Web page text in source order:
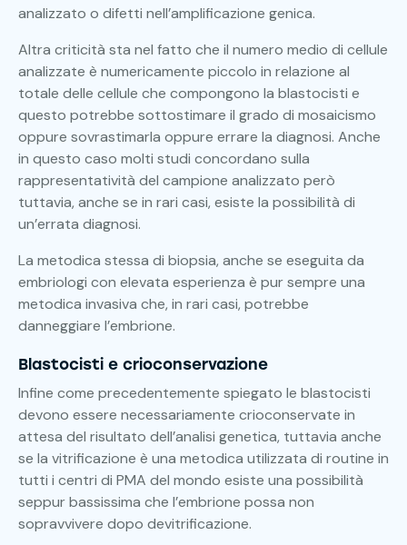
analizzato o difetti nell’amplificazione genica.
Altra criticità sta nel fatto che il numero medio di cellule
analizzate è numericamente piccolo in relazione al
totale delle cellule che compongono la blastocisti e
questo potrebbe sottostimare il grado di mosaicismo
oppure sovrastimarla oppure errare la diagnosi. Anche
in questo caso molti studi concordano sulla
rappresentatività del campione analizzato però
tuttavia, anche se in rari casi, esiste la possibilità di
un’errata diagnosi.
La metodica stessa di biopsia, anche se eseguita da
embriologi con elevata esperienza è pur sempre una
metodica invasiva che, in rari casi, potrebbe
danneggiare l’embrione.
Blastocisti e crioconservazione
Infine come precedentemente spiegato le blastocisti
devono essere necessariamente crioconservate in
attesa del risultato dell’analisi genetica, tuttavia anche
se la vitrificazione è una metodica utilizzata di routine in
tutti i centri di PMA del mondo esiste una possibilità
seppur bassissima che l’embrione possa non
sopravvivere dopo devitrificazione.